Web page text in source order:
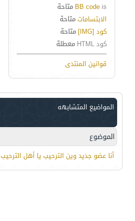
BB code is
متاحة
الابتساماتمتاحة
كود [IMG]
متاحة
كود HTML
معطلة
قوانين المنتدى
المواضيع المتشابهه
الموضوع
أنا عضو جديد وين الترحيب يا أهل الترحيب